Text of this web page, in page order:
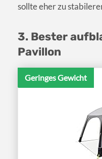
sollte eher zu
3. Bester
Pavillon
Geringes Gewicht